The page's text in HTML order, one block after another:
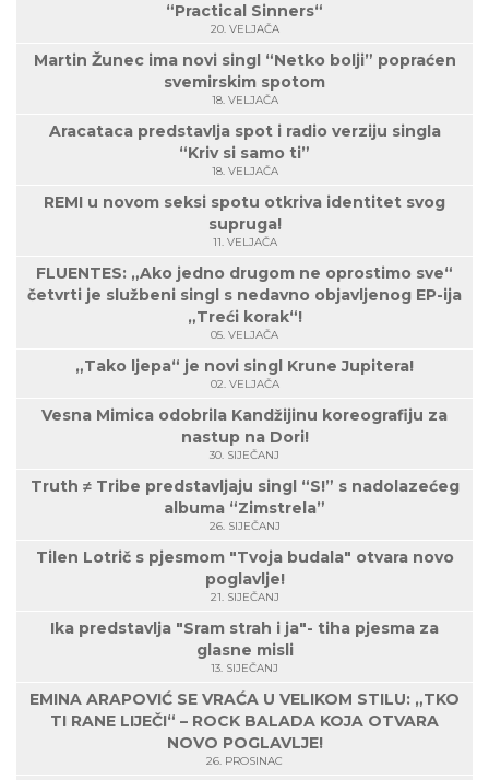
“Practical Sinners“
20. VELJAČA
Martin Žunec ima novi singl “Netko bolji” popraćen
svemirskim spotom
18. VELJAČA
Aracataca predstavlja spot i radio verziju singla
“Kriv si samo ti”
18. VELJAČA
REMI u novom seksi spotu otkriva identitet svog
supruga!
11. VELJAČA
FLUENTES: „Ako jedno drugom ne oprostimo sve“
četvrti je službeni singl s nedavno objavljenog EP-ija
„Treći korak“!
05. VELJAČA
„Tako ljepa“ je novi singl Krune Jupitera!
02. VELJAČA
Vesna Mimica odobrila Kandžijinu koreografiju za
nastup na Dori!
30. SIJEČANJ
Truth ≠ Tribe predstavljaju singl “S!” s nadolazećeg
albuma “Zimstrela”
26. SIJEČANJ
Tilen Lotrič s pjesmom "Tvoja budala" otvara novo
poglavlje!
21. SIJEČANJ
Ika predstavlja "Sram strah i ja"- tiha pjesma za
glasne misli
13. SIJEČANJ
EMINA ARAPOVIĆ SE VRAĆA U VELIKOM STILU: „TKO
TI RANE LIJEČI“ – ROCK BALADA KOJA OTVARA
NOVO POGLAVLJE!
26. PROSINAC